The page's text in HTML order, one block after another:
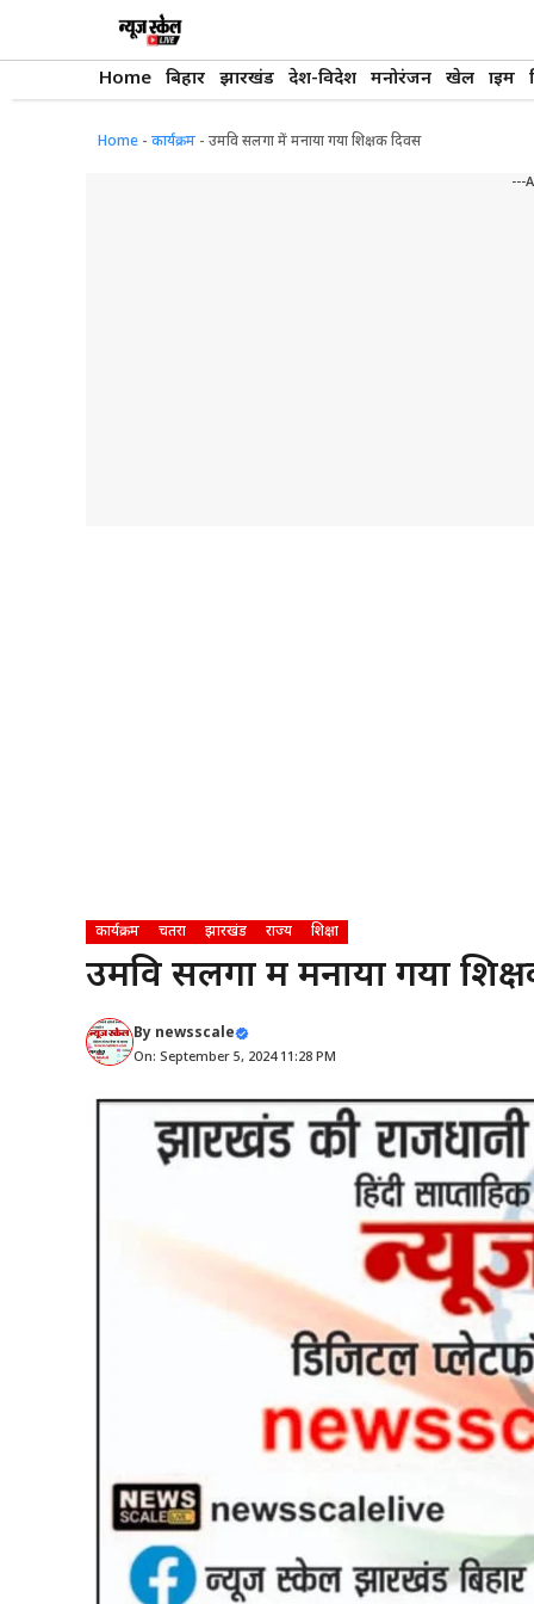
Home बिहार झारखंड देश-विदेश मनोरंजन खेल क्राइम
Home - कार्यक्रम - उमवि सलगा में मनाया गया शिक्षक दिवस
---
कार्यक्रम चतरा झारखंड राज्य शिक्षा
उमवि सलगा में मनाया गया
By newsscale
On: September 5, 2024 11:28 PM